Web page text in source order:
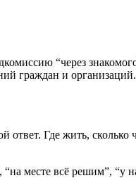
“через
граждан и организаций.
Где жить, сколько
месте всё решим”, “у